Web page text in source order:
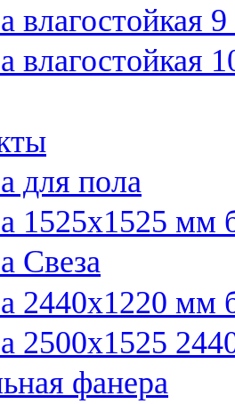
влагостойкая
влагостойкая
для пола
1525x1525 мм
Свеза
2440x1220 мм
2500x1525
фанера